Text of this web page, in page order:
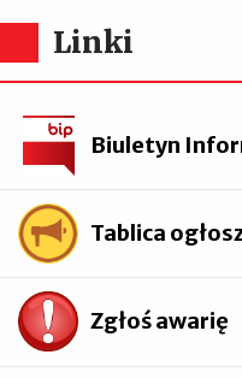
Linki
Biuletyn
Tablica
Zgłoś awarię